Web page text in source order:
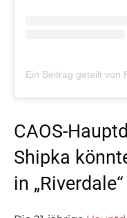
CAOS-
Shipka
in